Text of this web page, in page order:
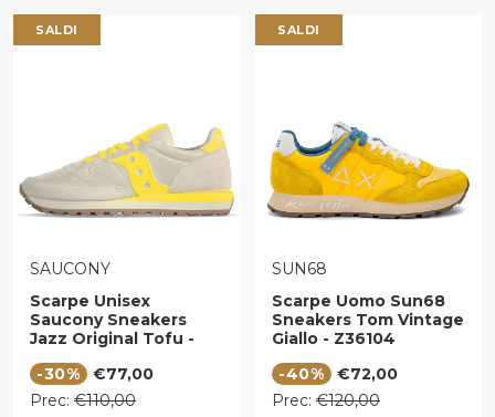
Uomo
SALDI
VENDITORE:
SAUCONY
Scarpe Unisex
Saucony Sneakers
Jazz Original Tofu -
-30%
Prezzo di vendita
€77,00
Prezzo regolare
Prec: €110,00
SALDI
VENDITORE:
SUN68
Scarpe Uomo Sun68
Sneakers Tom Vintage
Giallo - Z36104
-40%
Prezzo di vendita
€72,00
Prezzo regolare
Prec: €120,00